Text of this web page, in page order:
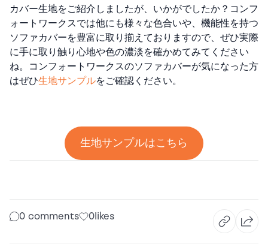
カバー生地をご紹介しましたが、いかがでしたか？コンフ
ォートワークスでは他にも様々な色合いや、機能性を持つ
ソファカバーを豊富に取り揃えておりますので、ぜひ実際
に手に取り触り心地や色の濃淡を確かめてみてください
ね。コンフォートワークスのソファカバーが気になった方
はぜひ生地サンプルをご確認ください。
生地サンプルはこちら
0 comments 0likes